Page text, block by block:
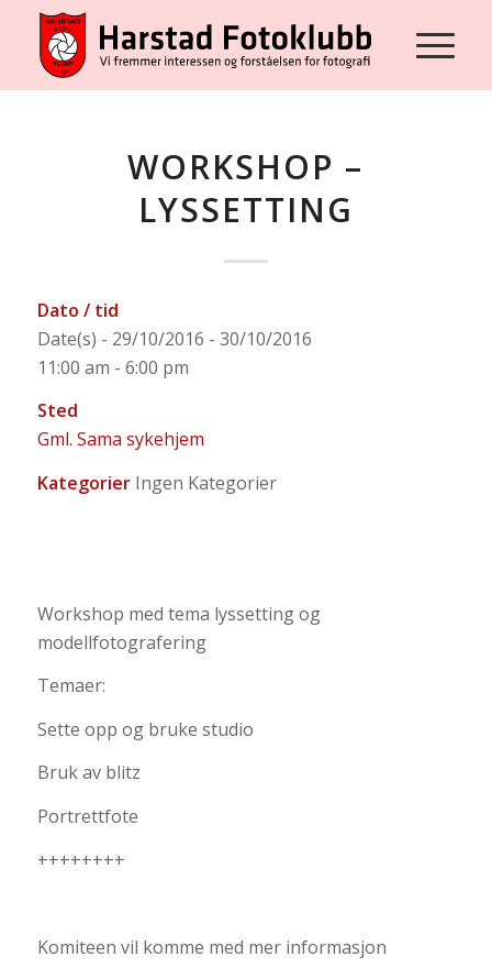
WORKSHOP –
LYSSETTING
Dato / tid
Date(s) - 29/10/2016 - 30/10/2016
11:00 am - 6:00 pm
Sted
Gml. Sama sykehjem
KategorierIngen Kategorier
Workshop med tema lyssetting og
modellfotografering
Temaer:
Sette opp og bruke studio
Bruk av blitz
Portrettfote
++++++++
Komiteen vil komme med mer informasjon